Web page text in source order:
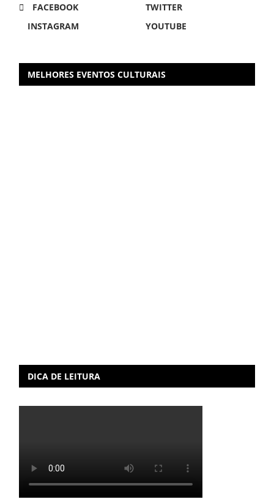
FACEBOOK
TWITTER
INSTAGRAM
YOUTUBE
MELHORES EVENTOS CULTURAIS
DICA DE LEITURA